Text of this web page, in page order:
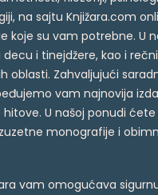
na sajtu Knjižara.com
koje su vam potrebne. U
i tinejdžere, kao i
oblasti. Zahvaljujući
vam najnovija
hitove. U našoj ponudi
monografije i
vam omogućava